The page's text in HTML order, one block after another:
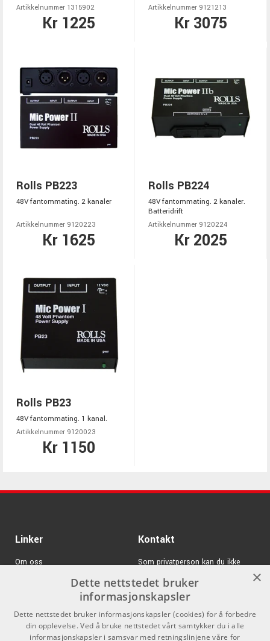
Artikkelnummer 1315902
Kr 1225
Artikkelnummer 9121213
Kr 3075
Rolls PB223
48V fantommating. 2 kanaler
Artikkelnummer 9120223
Kr 1625
Rolls PB224
48V fantommating. 2 kanaler.
Batteridrift
Artikkelnummer 9120224
Kr 2025
Rolls PB23
48V fantommating. 1 kanal.
Artikkelnummer 9120023
Kr 1150
Linker
Om oss
GDPR & Cookies
Kontakt
Som privatperson kan du ikke
kjøpe på denne nettsiden, alt salg
skjer gjennom våre forhandlere.
info@emnordic.no
×
Dette nettstedet bruker
informasjonskapsler
Dette nettstedet bruker informasjonskapsler (cookies) for å forbedre
din opplevelse. Ved å bruke nettstedet vårt samtykker du i alle
informasjonskapsler i samsvar med retningslinjene våre for